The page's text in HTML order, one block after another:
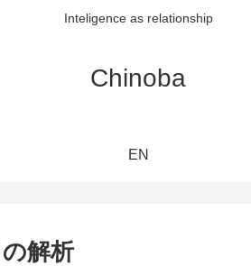
Inteligence as relationship
Chinoba
EN
解析